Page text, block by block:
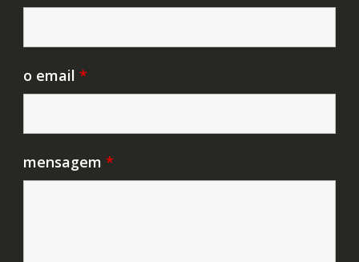
o email *
mensagem *